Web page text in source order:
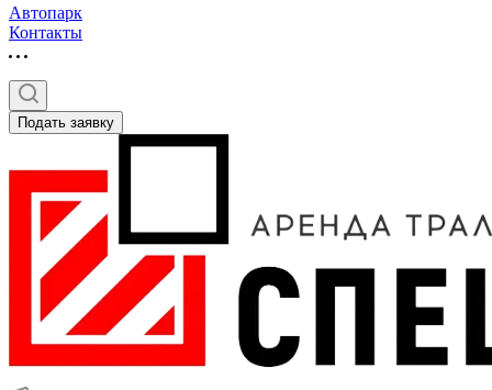
Автопарк
Контакты
Подать заявку